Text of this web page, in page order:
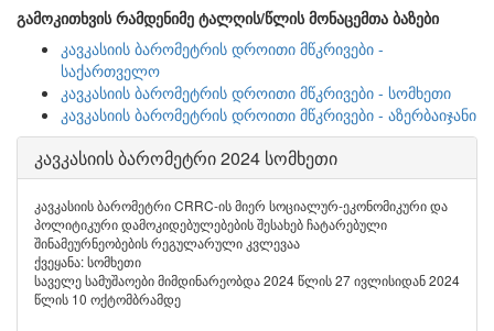
გამოკითხვის რამდენიმე ტალღის/წლის მონაცემთა ბაზები
კავკასიის ბარომეტრის დროითი მწკრივები -
საქართველო
კავკასიის ბარომეტრის დროითი მწკრივები - სომხეთი
კავკასიის ბარომეტრის დროითი მწკრივები - აზერბაიჯანი
კავკასიის ბარომეტრი 2024 სომხეთი
კავკასიის ბარომეტრი CRRC-ის მიერ სოციალურ-ეკონომიკური და
პოლიტიკური დამოკიდებულებების შესახებ ჩატარებული
შინამეურნეობების რეგულარული კვლევაა
ქვეყანა: სომხეთი
საველე სამუშაოები მიმდინარეობდა 2024 წლის 27 ივლისიდან 2024
წლის 10 ოქტომბრამდე